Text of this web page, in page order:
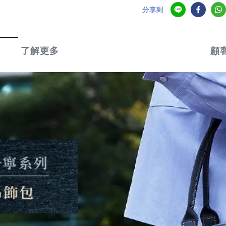
分享到
了解更多 顧